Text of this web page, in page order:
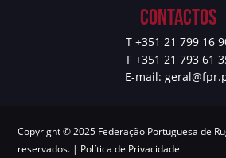
Contactos
T +351 21 799 16
F +351 21 793 61
E-mail:
Copyright © 2025 Federação Portuguesa de
reservados. | Política de Privacidade